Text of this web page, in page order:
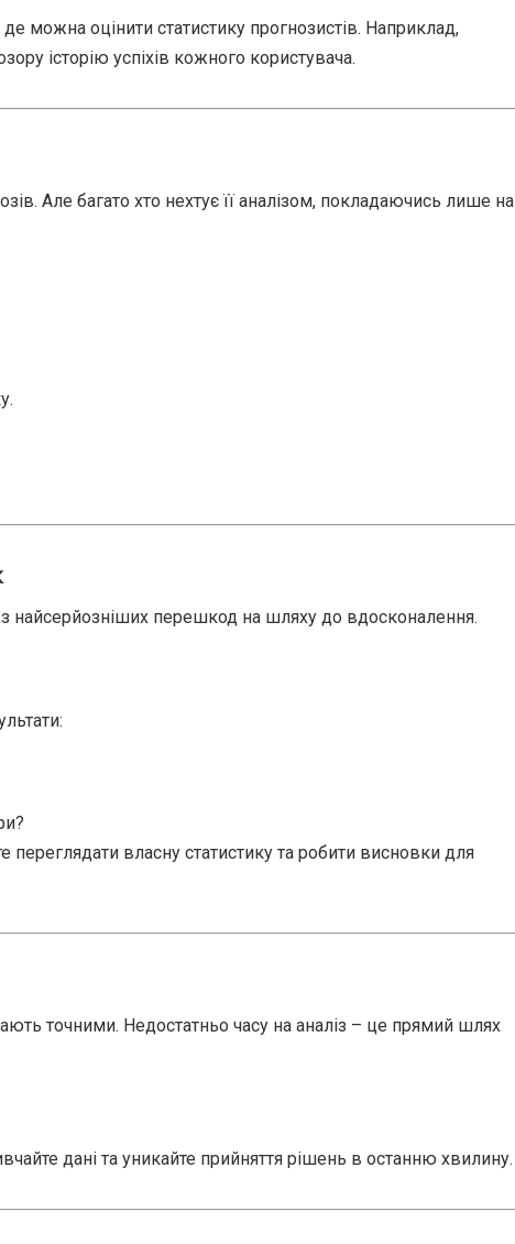
можна оцінити статистику прогнозистів. Наприклад,
історію успіхів кожного користувача.
Але багато хто нехтує її аналізом, покладаючись лише на
найсерйозніших перешкод на шляху до вдосконалення.
переглядати власну статистику та робити висновки для
точними. Недостатньо часу на аналіз – це прямий шлях
дані та уникайте прийняття рішень в останню хвилину.